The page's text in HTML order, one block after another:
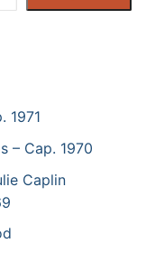
1971
– Cap. 1970
Caplin